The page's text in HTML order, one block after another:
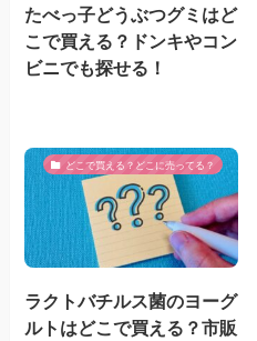
たべっ子どうぶつグミはど
こで買える？ドンキやコン
ビニでも探せる！
どこで買える？どこに売ってる？
ラクトバチルス菌のヨーグ
ルトはどこで買える？市販